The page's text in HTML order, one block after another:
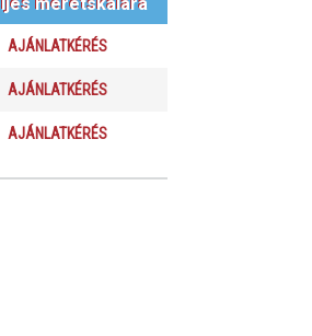
AJÁNLATKÉRÉS
AJÁNLATKÉRÉS
AJÁNLATKÉRÉS